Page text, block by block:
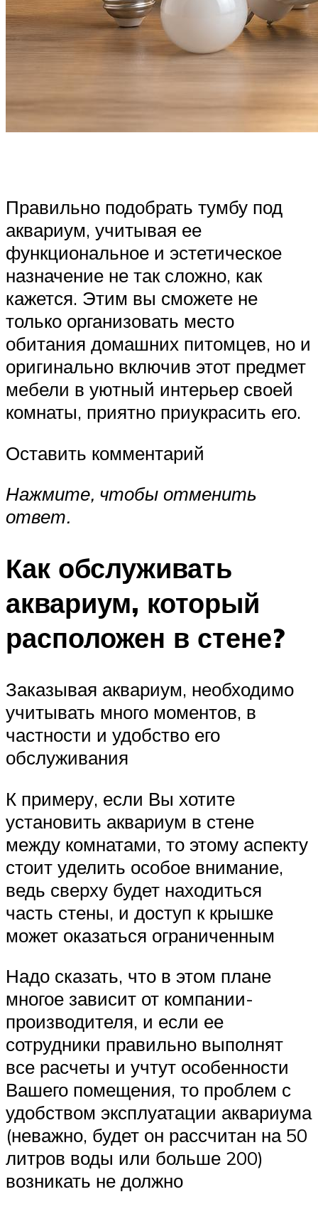
Правильно подобрать тумбу под
аквариум, учитывая ее
функциональное и эстетическое
назначение не так сложно, как
кажется. Этим вы сможете не
только организовать место
обитания домашних питомцев, но и
оригинально включив этот предмет
мебели в уютный интерьер своей
комнаты, приятно приукрасить его.
Оставить комментарий
Нажмите, чтобы отменить
ответ.
Как обслуживать
аквариум, который
расположен в стене?
Заказывая аквариум, необходимо
учитывать много моментов, в
частности и удобство его
обслуживания
К примеру, если Вы хотите
установить аквариум в стене
между комнатами, то этому аспекту
стоит уделить особое внимание,
ведь сверху будет находиться
часть стены, и доступ к крышке
может оказаться ограниченным
Надо сказать, что в этом плане
многое зависит от компании-
производителя, и если ее
сотрудники правильно выполнят
все расчеты и учтут особенности
Вашего помещения, то проблем с
удобством эксплуатации аквариума
(неважно, будет он рассчитан на 50
литров воды или больше 200)
возникать не должно